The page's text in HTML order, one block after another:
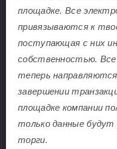
площадке. Все
привязываются к
поступающая с них
собственностью.
теперь
завершении
площадке компании
только данные
торги.